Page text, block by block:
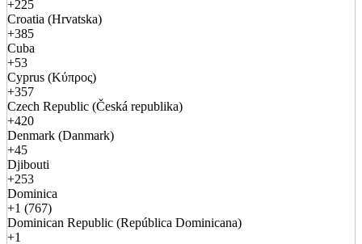
+225
Croatia (Hrvatska)
+385
Cuba
+53
Cyprus (Κύπρος)
+357
Czech Republic (Česká republika)
+420
Denmark (Danmark)
+45
Djibouti
+253
Dominica
+1 (767)
Dominican Republic (República Dominicana)
+1